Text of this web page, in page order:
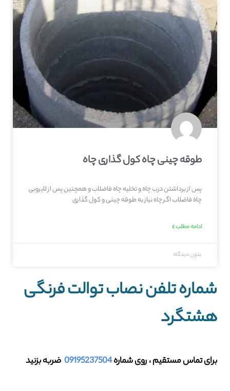
طوقه چینی چاه کول گذاری چاه
پس از برداشتن درب چاه و تخلیه چاه فاضلاب و همچنین پس از لایروبی
چاه فاضلاب اگر چاه نیاز به طوقه چینی و کول گذاری
ادامه مطلب »
بدون دیدگاه
شماره تلفن نصاب توالت فرنگی
هشتگرد
برای تماس مستقیم ، روی شماره09195237504 ضربه بزنید